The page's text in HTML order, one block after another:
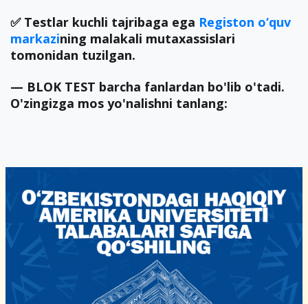
✅ Testlar kuchli tajribaga ega Registon o‘quv
markazining malakali mutaxassislari
tomonidan tuzilgan.
— BLOK TEST barcha fanlardan bo'lib o'tadi.
O'zingizga mos yo'nalishni tanlang: